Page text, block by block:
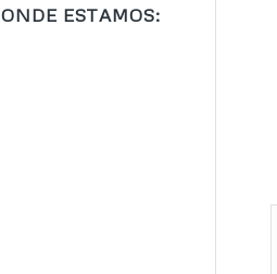
ONDE ESTAMOS: